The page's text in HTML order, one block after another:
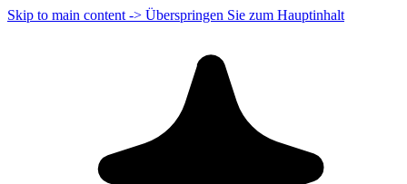
Skip to main content -> Überspringen Sie zum Hauptinhalt